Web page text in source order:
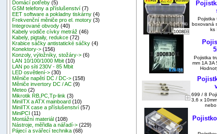
Domácí potřeby (5)
GSM telefony a příslušenství (7)
EET software a pokladny tiskárny (4)
Frekvenční měniče pro el. motory (3)
Integrované obvody (40)
Kabely vodiče cívky metráž (46)
Kabely, pigtaily, redukce (72)
Krabice sáčky antistatické sáčky (4)
Konektory-> (156)
Konzoly, výložníky, stožáry-> (6)
LAN 10/100/1000 Mbit (10)
LAN po síti 230V - 85 Mbit
LED osvětlení-> (30)
Měniče napětí DC / DC-> (158)
Měniče invertory DC / AC (9)
Meteo (2)
Mikrotik RB,PC,Tp-link (3)
MiniITX a ATX mainboard (10)
MiniITX case a příslušenství (57)
MiniPCI (11)
Montážní materiál (108)
Nástroje, měřidla a nářadí-> (229)
Pájecí a svářecí technika (68)
Pojistka
boxovaná
ks
Pojistka
mm 1A 3A
699 / 8
3,6 x
nebo